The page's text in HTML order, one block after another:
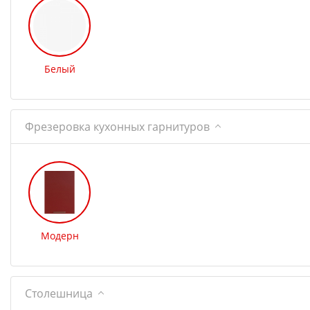
Белый
Фрезеровка кухонных гарнитуров
Модерн
Столешница